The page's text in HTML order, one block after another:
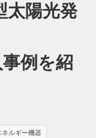
太陽光発
例を紹
ネルギー機器